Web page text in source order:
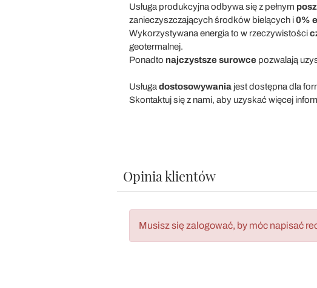
Usługa produkcyjna odbywa się z pełnym
zanieczyszczających środków bielących i0%
Wykorzystywana energia to w rzeczywistości
geotermalnej.
Ponadto najczystsze surowcepozwalają
Usługa dostosowywaniajest dostępna dla
Skontaktuj się z nami, aby uzyskać więcej
Opinia klientów
Musisz się zalogować, by móc napisać